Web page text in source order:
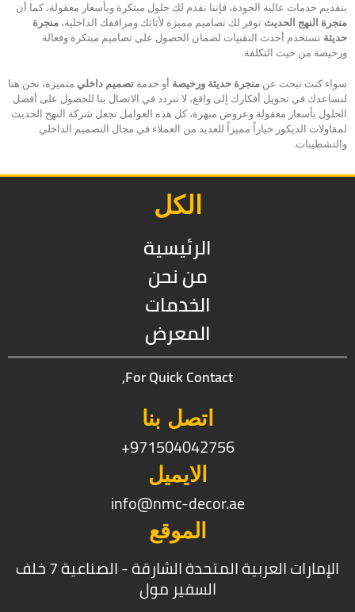
بتقديم خدمات عالية الجودة، فإننا نقدم لك حلول مبتكرة وبأسعار معقولة، كما أن
منجرة النهج الحديث توفر لك تصاميم مميزة لأثاثك ومرافقك الداخلية، منجرة
حديثة نستخدم أحدث التقنيات لضمان الحصول على تصاميم مبتكرة وفعالة
ورخيصة من حيث التكلفة.
سواء كنت تبحث عن منجرة حديثة ورخيصة أو خدمة تصميم داخلي متميزة، نحن هنا
لنساعدك في تحويل أفكارك إلى واقع، لا تتردد في الاتصال بنا للحصول على أفضل
الحلول بأسعار معقولة وعروض مبهرة، كل هذه العوامل تجعل شركة النهج الحديث
لمقاولات الديكور خياراً مميزاً للعديد من العملاء في مجال التصميم الداخلي
والتشطيبات.
الكل
الرئيسية
من نحن
الخدمات
المعرض
For Quick Contact,
اتصل بنا
971504042756+
الايميل
info@nmc-decor.ae
الموقع
الإمارات العربية المتحدة الشارقة - الصناعية 7 خلف
السفير مول